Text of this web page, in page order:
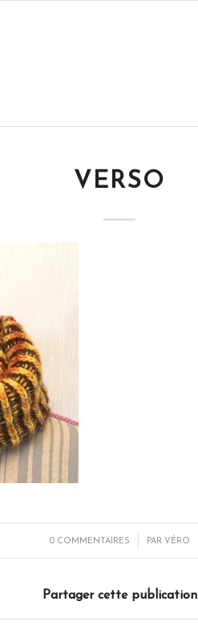
VERSO
0 COMMENTAIRES
/ PAR VÉRO
Partager cette publication